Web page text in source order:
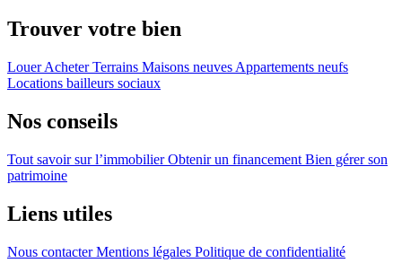
Trouver votre bien
LouerAcheterTerrains Maisons neuves Appartements neufs
Locations bailleurs sociaux
Nos conseils
Tout savoir sur l’immobilierObtenir un financement Bien gérer son
patrimoine
Liens utiles
Nous contacterMentions légales Politique de confidentialité